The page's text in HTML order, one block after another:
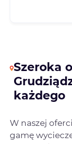
Szeroka
każdego
W naszej
gamę